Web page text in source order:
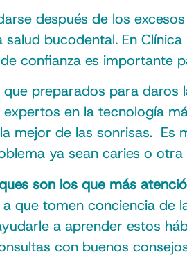
después de los
bucodental. En
confianza es importante
preparados para
en la tecnología
mejor de las sonrisas. Es
ya sean caries o otra
son los que más
que tomen conciencia de
a aprender estos
con buenos